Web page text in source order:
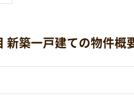
新築一戸建ての物件概